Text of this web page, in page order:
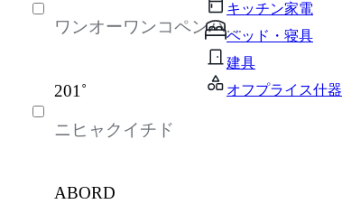
キッチン家電
ベッド・寝具
建具
オフプライス什器
収納家具
インテリア雑貨
ライト・照明
ワンオーワンコペンハー
201˚
ニヒャクイチド
ABORD